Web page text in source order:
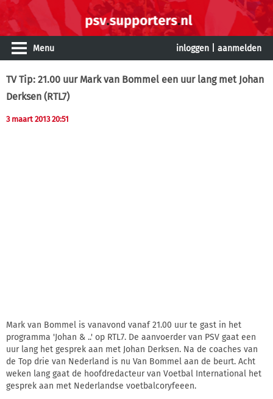
Menu inloggen aanmelden
TV Tip: 21.00 uur Mark van Bommel een uur lang met Johan
Derksen (RTL7)
3 maart 2013 20:51
Mark van Bommel is vanavond vanaf 21.00 uur te gast in het
programma 'Johan & ..' op RTL7. De aanvoerder van PSV gaat een
uur lang het gesprek aan met Johan Derksen. Na de coaches van
de Top drie van Nederland is nu Van Bommel aan de beurt. Acht
weken lang gaat de hoofdredacteur van Voetbal International het
gesprek aan met Nederlandse voetbalcoryfeeen.